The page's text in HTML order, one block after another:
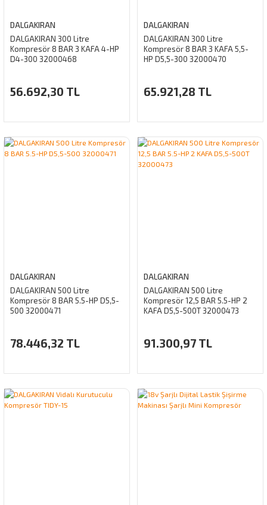
DALGAKIRAN
DALGAKIRAN 300 Litre
Kompresör 8 BAR 3 KAFA 4-HP
D4-300 32000468
56.692,30 TL
DALGAKIRAN
DALGAKIRAN 300 Litre
Kompresör 8 BAR 3 KAFA 5,5-
HP D5,5-300 32000470
65.921,28 TL
DALGAKIRAN
DALGAKIRAN 500 Litre
Kompresör 8 BAR 5.5-HP D5,5-
500 32000471
78.446,32 TL
DALGAKIRAN
DALGAKIRAN 500 Litre
Kompresör 12,5 BAR 5.5-HP 2
KAFA D5,5-500T 32000473
91.300,97 TL